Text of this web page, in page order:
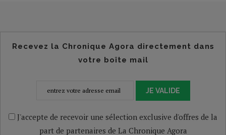
Recevez la Chronique Agora directement dans
votre boîte mail
JE VALIDE
J'accepte de recevoir une sélection exclusive d'offres de la
part de partenaires de La Chronique Agora